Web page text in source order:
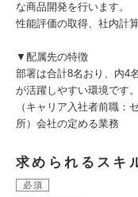
な商品開発を行います。
性能評価の取得、社内計
▼配属先の特徴
部署は合計8名おり、内4
が活躍しやすい環境です。
（キャリア入社者前職：
所）会社の定める業務
求められるスキ
必須